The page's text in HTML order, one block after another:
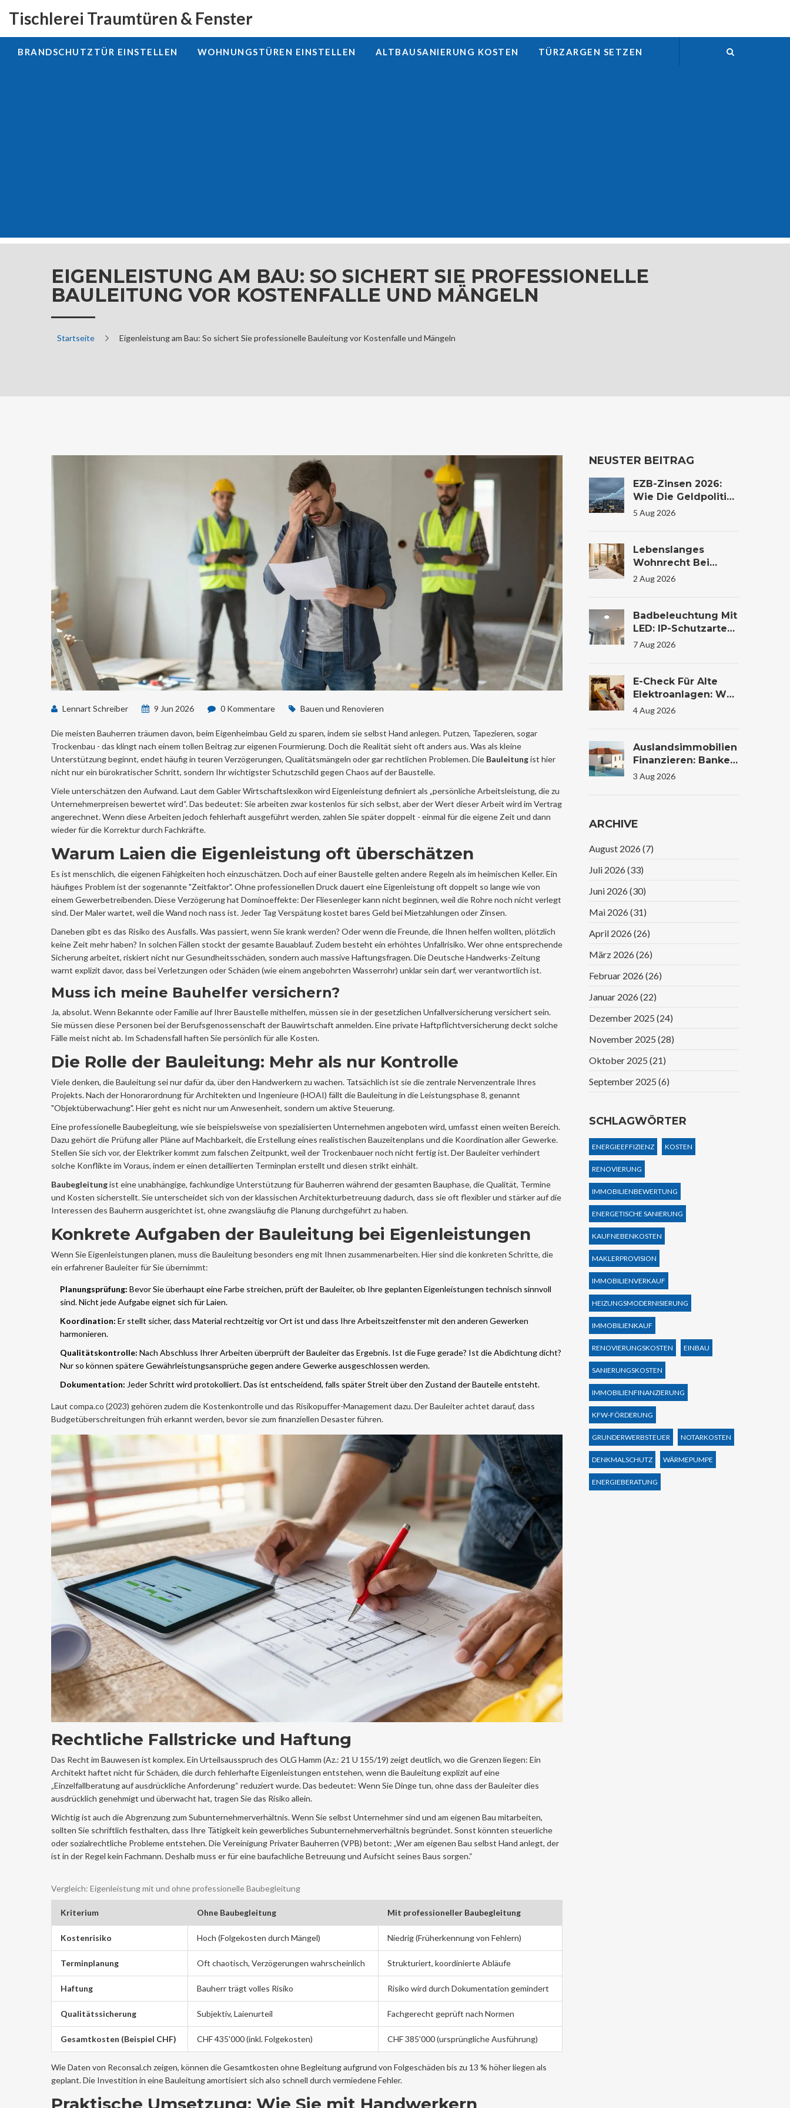
Tischlerei Traumtüren & Fenster
BRANDSCHUTZTÜR EINSTELLEN WOHNUNGSTÜREN EINSTELLEN ALTBAUSANIERUNG KOSTEN TÜRZARGEN SETZEN
EIGENLEISTUNG AM BAU: SO SICHERT SIE PROFESSIONELLE
BAULEITUNG VOR KOSTENFALLE UND MÄNGELN
Startseite Eigenleistung am Bau: So sichert Sie professionelle Bauleitung vor Kostenfalle und Mängeln
Lennart Schreiber 9 Jun 2026 0 Kommentare Bauen und Renovieren
Die meisten Bauherren träumen davon, beim Eigenheimbau Geld zu sparen, indem sie selbst Hand anlegen. Putzen, Tapezieren, sogar
Trockenbau - das klingt nach einem tollen Beitrag zur eigenen Fourmierung. Doch die Realität sieht oft anders aus. Was als kleine
Unterstützung beginnt, endet häufig in teuren Verzögerungen, Qualitätsmängeln oder gar rechtlichen Problemen. Die Bauleitungist hier
nicht nur ein bürokratischer Schritt, sondern Ihr wichtigster Schutzschild gegen Chaos auf der Baustelle.
Viele unterschätzen den Aufwand. Laut dem Gabler Wirtschaftslexikon wird Eigenleistung definiert als „persönliche Arbeitsleistung, die zu
Unternehmerpreisen bewertet wird“. Das bedeutet: Sie arbeiten zwar kostenlos für sich selbst, aber der Wert dieser Arbeit wird im Vertrag
angerechnet. Wenn diese Arbeiten jedoch fehlerhaft ausgeführt werden, zahlen Sie später doppelt - einmal für die eigene Zeit und dann
wieder für die Korrektur durch Fachkräfte.
Warum Laien die Eigenleistung oft überschätzen
Es ist menschlich, die eigenen Fähigkeiten hoch einzuschätzen. Doch auf einer Baustelle gelten andere Regeln als im heimischen Keller. Ein
häufiges Problem ist der sogenannte "Zeitfaktor". Ohne professionellen Druck dauert eine Eigenleistung oft doppelt so lange wie von
einem Gewerbetreibenden. Diese Verzögerung hat Dominoeffekte: Der Fliesenleger kann nicht beginnen, weil die Rohre noch nicht verlegt
sind. Der Maler wartet, weil die Wand noch nass ist. Jeder Tag Verspätung kostet bares Geld bei Mietzahlungen oder Zinsen.
Daneben gibt es das Risiko des Ausfalls. Was passiert, wenn Sie krank werden? Oder wenn die Freunde, die Ihnen helfen wollten, plötzlich
keine Zeit mehr haben? In solchen Fällen stockt der gesamte Bauablauf. Zudem besteht ein erhöhtes Unfallrisiko. Wer ohne entsprechende
Sicherung arbeitet, riskiert nicht nur Gesundheitsschäden, sondern auch massive Haftungsfragen. Die Deutsche Handwerks-Zeitung
warnt explizit davor, dass bei Verletzungen oder Schäden (wie einem angebohrten Wasserrohr) unklar sein darf, wer verantwortlich ist.
Muss ich meine Bauhelfer versichern?
Ja, absolut. Wenn Bekannte oder Familie auf Ihrer Baustelle mithelfen, müssen sie in der gesetzlichen Unfallversicherung versichert sein.
Sie müssen diese Personen bei der Berufsgenossenschaft der Bauwirtschaft anmelden. Eine private Haftpflichtversicherung deckt solche
Fälle meist nicht ab. Im Schadensfall haften Sie persönlich für alle Kosten.
Die Rolle der Bauleitung: Mehr als nur Kontrolle
Viele denken, die Bauleitung sei nur dafür da, über den Handwerkern zu wachen. Tatsächlich ist sie die zentrale Nervenzentrale Ihres
Projekts. Nach der Honorarordnung für Architekten und Ingenieure (HOAI) fällt die Bauleitung in die Leistungsphase 8, genannt
"Objektüberwachung". Hier geht es nicht nur um Anwesenheit, sondern um aktive Steuerung.
Eine professionelle Baubegleitung, wie sie beispielsweise von spezialisierten Unternehmen angeboten wird, umfasst einen weiten Bereich.
Dazu gehört die Prüfung aller Pläne auf Machbarkeit, die Erstellung eines realistischen Bauzeitenplans und die Koordination aller Gewerke.
Stellen Sie sich vor, der Elektriker kommt zum falschen Zeitpunkt, weil der Trockenbauer noch nicht fertig ist. Der Bauleiter verhindert
solche Konflikte im Voraus, indem er einen detaillierten Terminplan erstellt und diesen strikt einhält.
Baubegleitungist eine unabhängige, fachkundige Unterstützung für Bauherren während der gesamten Bauphase, die Qualität, Termine
und Kosten sicherstellt. Sie unterscheidet sich von der klassischen Architekturbetreuung dadurch, dass sie oft flexibler und stärker auf die
Interessen des Bauherrn ausgerichtet ist, ohne zwangsläufig die Planung durchgeführt zu haben.
Konkrete Aufgaben der Bauleitung bei Eigenleistungen
Wenn Sie Eigenleistungen planen, muss die Bauleitung besonders eng mit Ihnen zusammenarbeiten. Hier sind die konkreten Schritte, die
ein erfahrener Bauleiter für Sie übernimmt:
Planungsprüfung: Bevor Sie überhaupt eine Farbe streichen, prüft der Bauleiter, ob Ihre geplanten Eigenleistungen technisch sinnvoll
sind. Nicht jede Aufgabe eignet sich für Laien.
Koordination: Er stellt sicher, dass Material rechtzeitig vor Ort ist und dass Ihre Arbeitszeitfenster mit den anderen Gewerken
harmonieren.
Qualitätskontrolle: Nach Abschluss Ihrer Arbeiten überprüft der Bauleiter das Ergebnis. Ist die Fuge gerade? Ist die Abdichtung dicht?
Nur so können spätere Gewährleistungsansprüche gegen andere Gewerke ausgeschlossen werden.
Dokumentation: Jeder Schritt wird protokolliert. Das ist entscheidend, falls später Streit über den Zustand der Bauteile entsteht.
Laut compa.co (2023) gehören zudem die Kostenkontrolle und das Risikopuffer-Management dazu. Der Bauleiter achtet darauf, dass
Budgetüberschreitungen früh erkannt werden, bevor sie zum finanziellen Desaster führen.
Rechtliche Fallstricke und Haftung
Das Recht im Bauwesen ist komplex. Ein Urteilsausspruch des OLG Hamm (Az.: 21 U 155/19) zeigt deutlich, wo die Grenzen liegen: Ein
Architekt haftet nicht für Schäden, die durch fehlerhafte Eigenleistungen entstehen, wenn die Bauleitung explizit auf eine
„Einzelfallberatung auf ausdrückliche Anforderung“ reduziert wurde. Das bedeutet: Wenn Sie Dinge tun, ohne dass der Bauleiter dies
ausdrücklich genehmigt und überwacht hat, tragen Sie das Risiko allein.
Wichtig ist auch die Abgrenzung zum Subunternehmerverhältnis. Wenn Sie selbst Unternehmer sind und am eigenen Bau mitarbeiten,
sollten Sie schriftlich festhalten, dass Ihre Tätigkeit kein gewerbliches Subunternehmerverhältnis begründet. Sonst könnten steuerliche
oder sozialrechtliche Probleme entstehen. Die Vereinigung Privater Bauherren (VPB) betont: „Wer am eigenen Bau selbst Hand anlegt, der
ist in der Regel kein Fachmann. Deshalb muss er für eine baufachliche Betreuung und Aufsicht seines Baus sorgen.“
Vergleich: Eigenleistung mit und ohne professionelle Baubegleitung
Kriterium Ohne Baubegleitung Mit professioneller Baubegleitung
Kostenrisiko Hoch (Folgekosten durch Mängel) Niedrig (Früherkennung von Fehlern)
Terminplanung Oft chaotisch, Verzögerungen wahrscheinlich Strukturiert, koordinierte Abläufe
Haftung Bauherr trägt volles Risiko Risiko wird durch Dokumentation gemindert
Qualitätssicherung Subjektiv, Laienurteil Fachgerecht geprüft nach Normen
Gesamtkosten (Beispiel CHF) CHF 435'000 (inkl. Folgekosten) CHF 385'000 (ursprüngliche Ausführung)
Wie Daten von Reconsal.ch zeigen, können die Gesamtkosten ohne Begleitung aufgrund von Folgeschäden bis zu 13 % höher liegen als
geplant. Die Investition in eine Bauleitung amortisiert sich also schnell durch vermiedene Fehler.
NEUSTER BEITRAG
EZB-Zinsen 2026:
Wie Die Geldpolitik
Ihr
5 Aug 2026
Lebenslanges
Wohnrecht Bei
Immobilienübertrag
2 Aug 2026
Badbeleuchtung Mit
LED: IP-Schutzarten
Und Zonen Richtig
7 Aug 2026
E-Check Für Alte
Elektroanlagen: Was
Die Prüfung Im
Sie Lebensrettend
Sein Kann
4 Aug 2026
Auslandsimmobilien
Finanzieren: Banken,
Zinsen Und
3 Aug 2026
ARCHIVE
August 2026 (7)
Juli 2026 (33)
Juni 2026 (30)
Mai 2026 (31)
April 2026 (26)
März 2026 (26)
Februar 2026 (26)
Januar 2026 (22)
Dezember 2025 (24)
November 2025 (28)
Oktober 2025 (21)
September 2025 (6)
SCHLAGWÖRTER
ENERGIEEFFIZIENZ KOSTEN
RENOVIERUNG
IMMOBILIENBEWERTUNG
ENERGETISCHE SANIERUNG
KAUFNEBENKOSTEN
MAKLERPROVISION
IMMOBILIENVERKAUF
HEIZUNGSMODERNISIERUNG
IMMOBILIENKAUF
RENOVIERUNGSKOSTEN EINBAU
SANIERUNGSKOSTEN
IMMOBILIENFINANZIERUNG
KFW-FÖRDERUNG
GRUNDERWERBSTEUER NOTARKOSTEN
DENKMALSCHUTZ WÄRMEPUMPE
ENERGIEBERATUNG